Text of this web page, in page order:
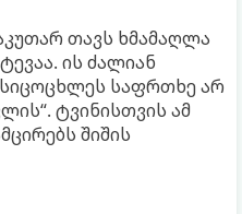
თავს ხმამაღლა
ის ძალიან
სიცოცხლეს საფრთხე არ
ტვინისთვის ამ
შიშის